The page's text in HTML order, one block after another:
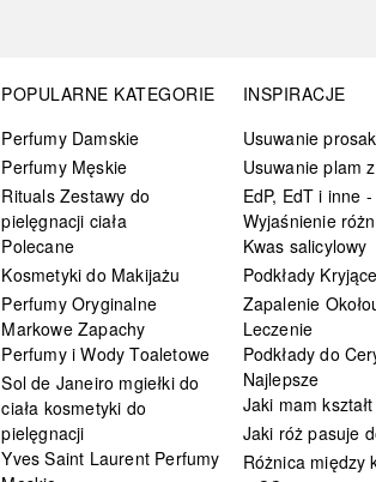
POPULARNE KATEGORIE
Perfumy Damskie
Perfumy Męskie
Rituals Zestawy do
pielęgnacji ciała
Polecane
Kosmetyki do Makijażu
Perfumy Oryginalne
Markowe Zapachy
Perfumy i Wody Toaletowe
Sol de Janeiro mgiełki do
ciała kosmetyki do
pielęgnacji
Yves Saint Laurent Perfumy
INSPIRACJE
Usuwanie
Usuwanie plam
EdP, EdT i inne -
Wyjaśnienie
Kwas salicylowy
Podkłady
Zapalenie
Leczenie
Podkłady do
Najlepsze
Jaki mam
Jaki róż pasuje
Różnica między